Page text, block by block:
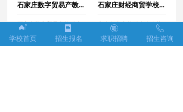
石家庄数字贸易产教融
石家庄数字贸易产教融合
基地建成于2019年，是在
石家庄市商务局、教育
石家庄财经商贸学校京
养基地介绍
京东电商产教融合人才培
养基地建成于2021年，基
地紧密对接石家庄市现代
学校首页 招生报名 求职招聘 招生咨询